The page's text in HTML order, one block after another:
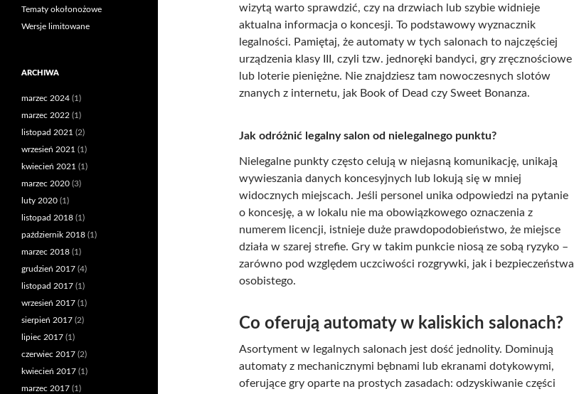
wizytą warto sprawdzić, czy na drzwiach lub szybie widnieje
aktualna informacja o koncesji. To podstawowy wyznacznik
legalności. Pamiętaj, że automaty w tych salonach to najczęściej
urządzenia klasy III, czyli tzw. jednoręki bandyci, gry zręcznościowe
lub loterie pieniężne. Nie znajdziesz tam nowoczesnych slotów
znanych z internetu, jak Book of Dead czy Sweet Bonanza.
Jak odróżnić legalny salon od nielegalnego punktu?
Nielegalne punkty często celują w niejasną komunikację, unikają
wywieszania danych koncesyjnych lub lokują się w mniej
widocznych miejscach. Jeśli personel unika odpowiedzi na pytanie
o koncesję, a w lokalu nie ma obowiązkowego oznaczenia z
numerem licencji, istnieje duże prawdopodobieństwo, że miejsce
działa w szarej strefie. Gry w takim punkcie niosą ze sobą ryzyko –
zarówno pod względem uczciwości rozgrywki, jak i bezpieczeństwa
osobistego.
Co oferują automaty w kaliskich salonach?
Asortyment w legalnych salonach jest dość jednolity. Dominują
automaty z mechanicznymi bębnami lub ekranami dotykowymi,
oferujące gry oparte na prostych zasadach: odzyskiwanie części
Tematy okołonożowe
Wersje limitowane
ARCHIWA
marzec 2024 (1)
marzec 2022 (1)
listopad 2021 (2)
wrzesień 2021 (1)
kwiecień 2021 (1)
marzec 2020 (3)
luty 2020 (1)
listopad 2018 (1)
październik 2018 (1)
marzec 2018 (1)
grudzień 2017 (4)
listopad 2017 (1)
wrzesień 2017 (1)
sierpień 2017 (2)
lipiec 2017 (1)
czerwiec 2017 (2)
kwiecień 2017 (1)
marzec 2017 (1)